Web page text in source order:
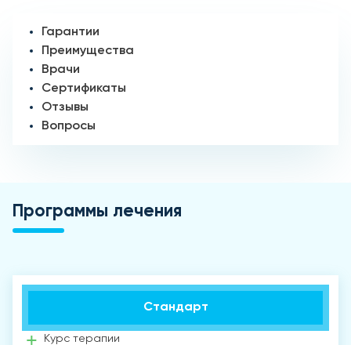
Гарантии
Преимущества
Врачи
Сертификаты
Отзывы
Вопросы
Программы лечения
Стандарт
Курс терапии